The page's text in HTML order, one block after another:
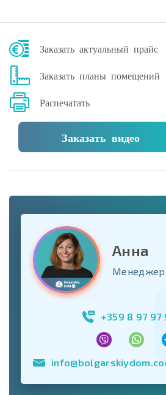
Заказать актуальный прайс
Заказать планы помещений
Распечатать
Заказать видео
Анна
Менеджер
+359 8 97 97